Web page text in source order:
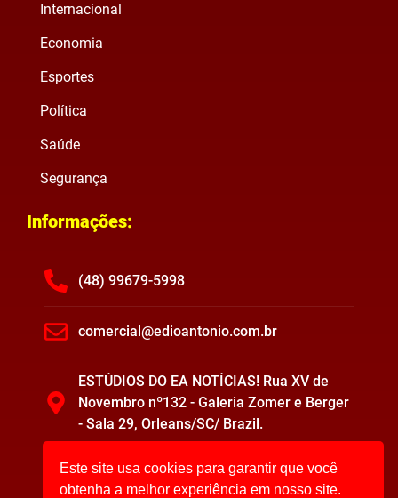
Internacional
Economia
Esportes
Política
Saúde
Segurança
Informações:
(48) 99679-5998
comercial@edioantonio.com.br
ESTÚDIOS DO EA NOTÍCIAS! Rua XV de
Novembro nº132 - Galeria Zomer e Berger
- Sala 29, Orleans/SC/ Brazil.
Este site usa cookies para garantir que você
obtenha a melhor experiência em nosso site.